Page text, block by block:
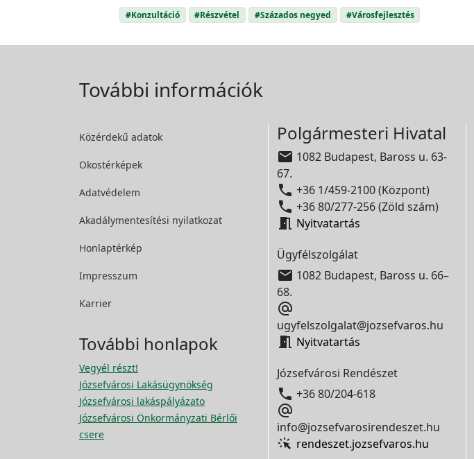
#Konzultáció #Részvétel #Százados negyed #Városfejlesztés
További információk
Közérdekű adatok
Okostérképek
Adatvédelem
Akadálymentesítési nyilatkozat
Honlaptérkép
Impresszum
Karrier
További honlapok
Vegyél részt!
Józsefvárosi Lakásügynökség
Józsefvárosi lakáspályázato
Józsefvárosi Önkormányzati Bérlői
csere
Polgármesteri Hivatal
 1082 Budapest, Baross u. 63-
67.
 +36 1/459-2100 (Központ)
 +36 80/277-256 (Zöld szám)
 Nyitvatartás
Ügyfélszolgálat
 1082 Budapest, Baross u. 66–
68.

ugyfelszolgalat@jozsefvaros.hu
 Nyitvatartás
Józsefvárosi Rendészet
 +36 80/204-618

info@jozsefvarosirendeszet.hu
rendeszet.jozsefvaros.hu